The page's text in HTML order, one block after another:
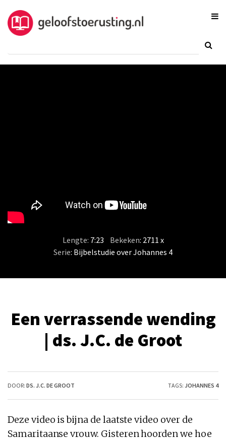
Lengte: 7:23 Bekeken: 2711 x
Serie: Bijbelstudie over Johannes 4
Een verrassende wending
| ds. J.C. de Groot
DOOR: DS. J.C. DE GROOT TAGS: JOHANNES 4
Deze video is bijna de laatste video over de
Samaritaanse vrouw. Gisteren hoorden we hoe